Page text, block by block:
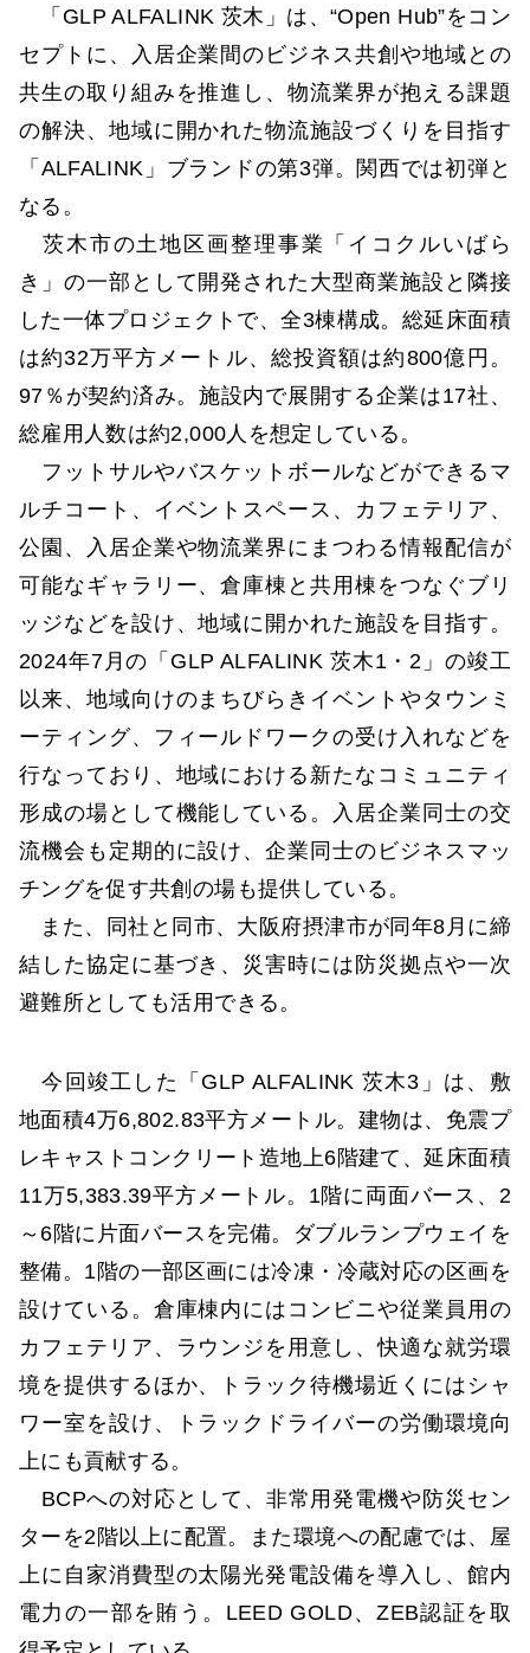
「GLP ALFALINK 茨木」は、“Open Hub”をコン
セプトに、入居企業間のビジネス共創や地域との
共生の取り組みを推進し、物流業界が抱える課題
の解決、地域に開かれた物流施設づくりを目指す
「ALFALINK」ブランドの第3弾。関西では初弾と
なる。
茨木市の土地区画整理事業「イコクルいばら
き」の一部として開発された大型商業施設と隣接
した一体プロジェクトで、全3棟構成。総延床面積
は約32万平方メートル、総投資額は約800億円。
97％が契約済み。施設内で展開する企業は17社、
総雇用人数は約2,000人を想定している。
フットサルやバスケットボールなどができるマ
ルチコート、イベントスペース、カフェテリア、
公園、入居企業や物流業界にまつわる情報配信が
可能なギャラリー、倉庫棟と共用棟をつなぐブリ
ッジなどを設け、地域に開かれた施設を目指す。
2024年7月の「GLP ALFALINK 茨木1・2」の竣工
以来、地域向けのまちびらきイベントやタウンミ
ーティング、フィールドワークの受け入れなどを
行なっており、地域における新たなコミュニティ
形成の場として機能している。入居企業同士の交
流機会も定期的に設け、企業同士のビジネスマッ
チングを促す共創の場も提供している。
また、同社と同市、大阪府摂津市が同年8月に締
結した協定に基づき、災害時には防災拠点や一次
避難所としても活用できる。
今回竣工した「GLP ALFALINK 茨木3」は、敷
地面積4万6,802.83平方メートル。建物は、免震プ
レキャストコンクリート造地上6階建て、延床面積
11万5,383.39平方メートル。1階に両面バース、2
～6階に片面バースを完備。ダブルランプウェイを
整備。1階の一部区画には冷凍・冷蔵対応の区画を
設けている。倉庫棟内にはコンビニや従業員用の
カフェテリア、ラウンジを用意し、快適な就労環
境を提供するほか、トラック待機場近くにはシャ
ワー室を設け、トラックドライバーの労働環境向
上にも貢献する。
BCPへの対応として、非常用発電機や防災セン
ターを2階以上に配置。また環境への配慮では、屋
上に自家消費型の太陽光発電設備を導入し、館内
電力の一部を賄う。LEED GOLD、ZEB認証を取